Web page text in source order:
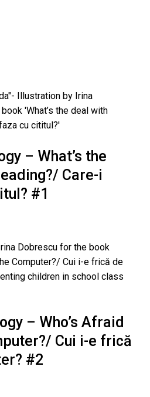
– What’s the
Care-i
#1
– Who’s Afraid
Cui i-e frică
#2